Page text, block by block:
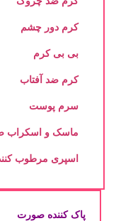
کرم دور چشم
بی بی کرم
کرم ضد آفتاب
سرم پوست
ماسک و اسکراب
اسپری مرطوب
پاک کننده صورت